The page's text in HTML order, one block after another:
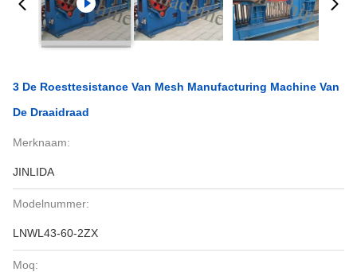
3 De Roesttesistance Van Mesh Manufacturing Machine Van
De Draaidraad
Merknaam:
JINLIDA
Modelnummer:
LNWL43-60-2ZX
Moq: